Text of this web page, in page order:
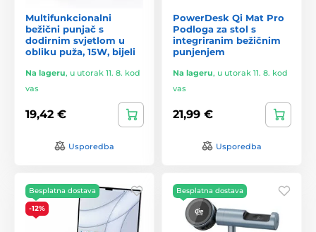
Multifunkcionalni
bežični punjač s
dodirnim svjetlom u
obliku puža, 15W, bijeli
Na lageru, u utorak 11. 8. kod
vas
19,42 €
Usporedba
PowerDesk Qi Mat Pro
Podloga za stol s
integriranim bežičnim
punjenjem
Na lageru, u utorak 11. 8. kod
vas
21,99 €
Usporedba
Besplatna dostava
-12%
Besplatna dostava